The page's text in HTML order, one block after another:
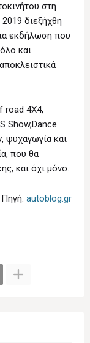
στη
διεξήχθη
εκδήλωση που
και
road 4X4,
Show,Dance
ψυχαγωγία και
που θα
και όχι μόνο.
Πηγή: autoblog.gr